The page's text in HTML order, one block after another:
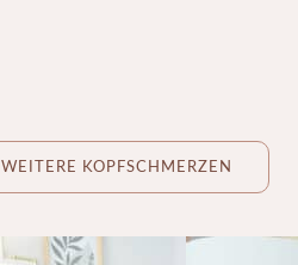
WEITERE KOPFSCHMERZEN